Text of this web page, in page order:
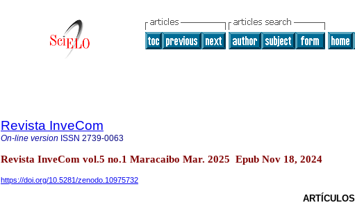
Revista InveCom
On-line version ISSN 2739-0063
Revista InveCom vol.5 no.1 Maracaibo Mar. 2025 Epub Nov 18, 2024
https://doi.org/10.5281/zenodo.10975732
ARTÍCULOS